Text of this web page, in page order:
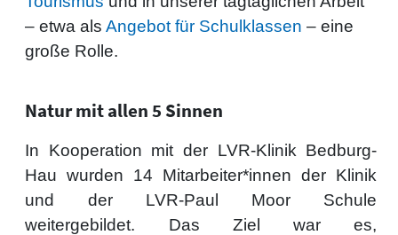
– etwa alsAngebot für Schulklassen – eine
große Rolle.
Natur mit allen 5 Sinnen
In Kooperation mit der LVR-Klinik Bedburg-
Hau wurden 14 Mitarbeiter*innen der Klinik
und der LVR-Paul Moor Schule
weitergebildet. Das Ziel war es,